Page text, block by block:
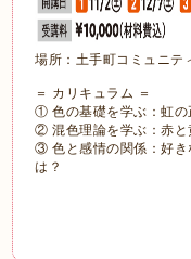
場所：土手町コミュニテ
＝ カリキュラム ＝
① 色の基礎を学ぶ：虹の
② 混色理論を学ぶ：赤と
③ 色と感情の関係：好き
は？